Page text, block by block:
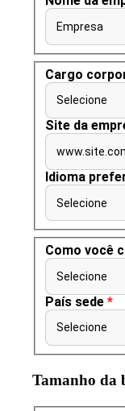
Empresa
Cargo
Selecione
Site da
Idioma
Selecione
Como você
Selecione
País sede *
Selecione
Tamanho da